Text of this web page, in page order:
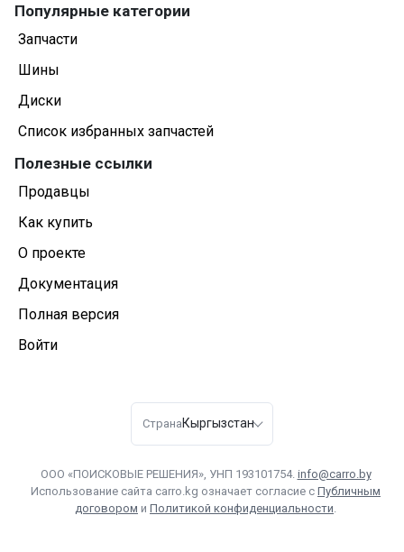
Популярные категории
Запчасти
Шины
Диски
Список избранных запчастей
Полезные ссылки
Продавцы
Как купить
О проекте
Документация
Полная версия
Войти
Страна Кыргызстан
ООО «ПОИСКОВЫЕ РЕШЕНИЯ», УНП 193101754. info@carro.by
Использование сайта carro.kg означает согласие с Публичным
договором и Политикой конфиденциальности